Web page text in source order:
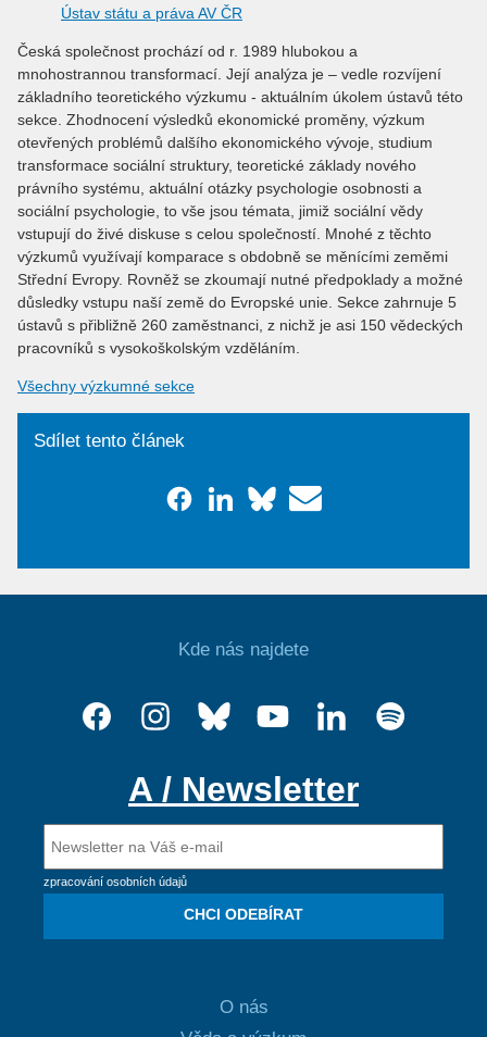
Ústav státu a práva AV ČR
Česká společnost prochází od r. 1989 hlubokou a
mnohostrannou transformací. Její analýza je – vedle rozvíjení
základního teoretického výzkumu - aktuálním úkolem ústavů této
sekce. Zhodnocení výsledků ekonomické proměny, výzkum
otevřených problémů dalšího ekonomického vývoje, studium
transformace sociální struktury, teoretické základy nového
právního systému, aktuální otázky psychologie osobnosti a
sociální psychologie, to vše jsou témata, jimiž sociální vědy
vstupují do živé diskuse s celou společností. Mnohé z těchto
výzkumů využívají komparace s obdobně se měnícími zeměmi
Střední Evropy. Rovněž se zkoumají nutné předpoklady a možné
důsledky vstupu naší země do Evropské unie. Sekce zahrnuje 5
ústavů s přibližně 260 zaměstnanci, z nichž je asi 150 vědeckých
pracovníků s vysokoškolským vzděláním.
Všechny výzkumné sekce
Sdílet tento článek
Kde nás najdete
A / Newsletter
zpracování osobních údajů
CHCI ODEBÍRAT
O nás